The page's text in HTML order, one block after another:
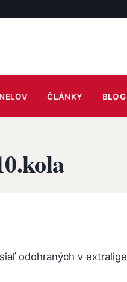
ČLÁNKY BLOG
odohraných v extralige